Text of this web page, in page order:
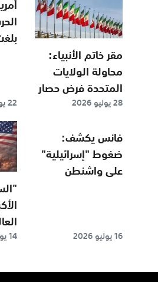
مقر خاتم الأنبياء:
محاولة الولايات
المتحدة فرض حصار
على إيران يعتبر
28 يوليو 2026 22 يوليو 2026
فانس يكشف:
ضغوط "إسرائيلية"
على واشنطن
16 يوليو 2026
كيف
14 يوليو 2026